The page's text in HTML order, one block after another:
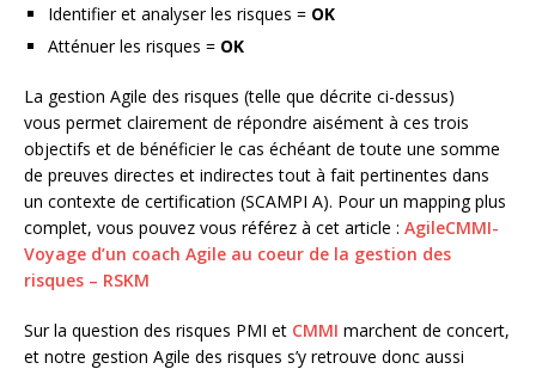
Identifier et analyser les risques = OK
Atténuer les risques = OK
La gestion Agile des risques (telle que décrite ci-dessus)
vous permet clairement de répondre aisément à ces trois
objectifs et de bénéficier le cas échéant de toute une somme
de preuves directes et indirectes tout à fait pertinentes dans
un contexte de certification (SCAMPI A). Pour un mapping plus
complet, vous pouvez vous référez à cet article : AgileCMMI-
Voyage d’un coach Agile au coeur de la gestion des
risques – RSKM
Sur la question des risques PMI et CMMI marchent de concert,
et notre gestion Agile des risques s’y retrouve donc aussi